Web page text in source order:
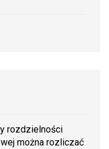
rozdzielności
można rozliczać